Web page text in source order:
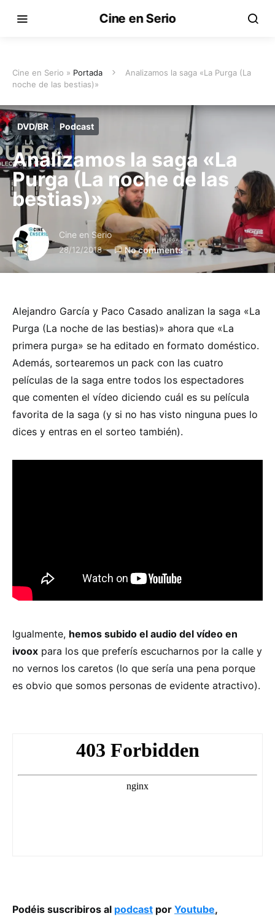
Cine en Serio
Cine en Serio » Portada
Analizamos la saga «La Purga (La
noche de las bestias)»
DVD/BR Podcast
Analizamos la saga «La
Purga (La noche de las
bestias)»
Cine en Serio
28/12/2018 No comments
Alejandro García y Paco Casado analizan la saga «La
Purga (La noche de las bestias)» ahora que «La
primera purga» se ha editado en formato doméstico.
Además, sortearemos un pack con las cuatro
películas de la saga entre todos los espectadores
que comenten el vídeo diciendo cuál es su película
favorita de la saga (y si no has visto ninguna pues lo
dices y entras en el sorteo también).
Igualmente, hemos subido el audio del vídeo en
ivoox para los que preferís escucharnos por la calle y
no vernos los caretos (lo que sería una pena porque
es obvio que somos personas de evidente atractivo).
Podéis suscribiros al podcast por Youtube,